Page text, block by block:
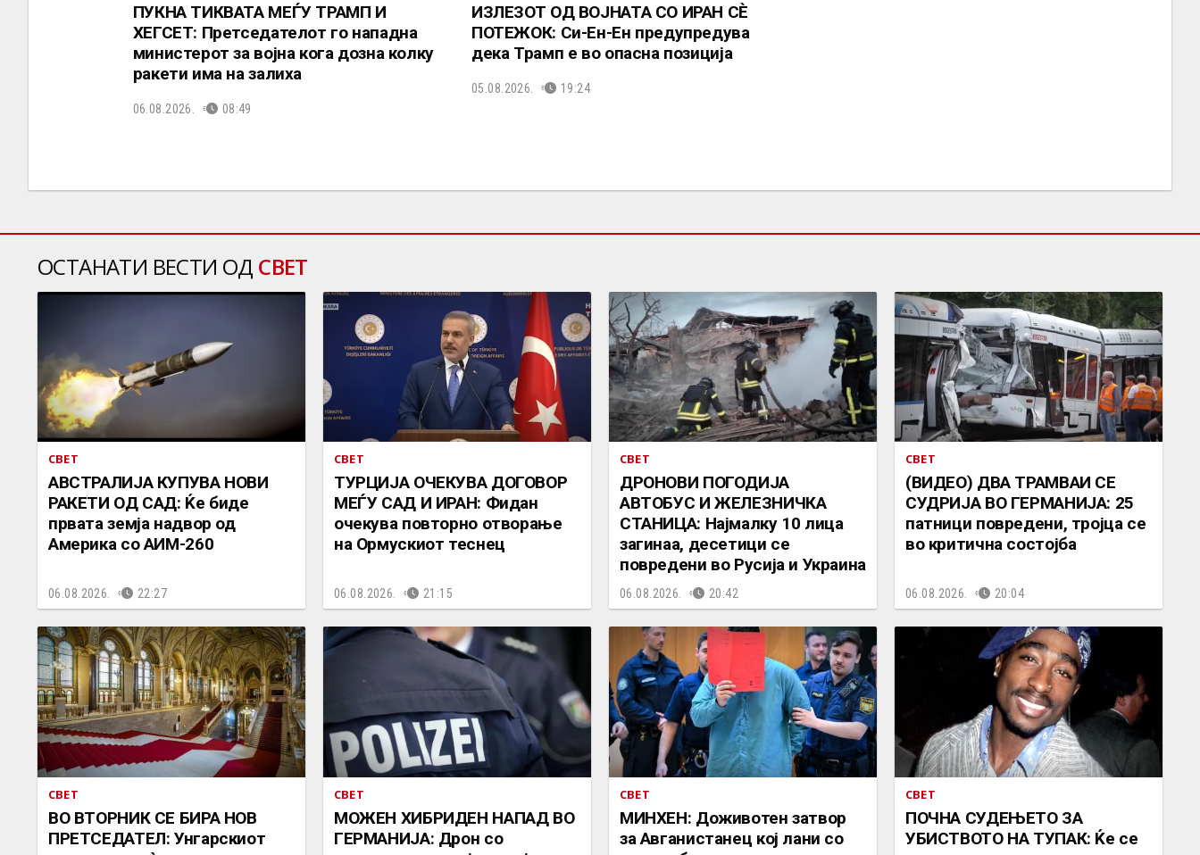
ПУКНА ТИКВАТА МЕЃУ ТРАМП И
ХЕГСЕТ: Претседателот го нападна
министерот за војна кога дозна колку
ракети има на залиха
06.08.2026. 08:49
ИЗЛЕЗОТ ОД ВОЈНАТА СО ИРАН СÈ
ПОТЕЖОК: Си-Ен-Ен предупредува
дека Трамп е во опасна позиција
05.08.2026. 19:24
ОСТАНАТИ ВЕСТИ ОД СВЕТ
СВЕТ
АВСТРАЛИЈА КУПУВА НОВИ
РАКЕТИ ОД САД: Ќе биде
првата земја надвор од
Америка со АИМ-260
06.08.2026. 22:27
СВЕТ
ТУРЦИЈА ОЧЕКУВА ДОГОВОР
МЕЃУ САД И ИРАН: Фидан
очекува повторно отворање
на Ормускиот теснец
06.08.2026. 21:15
СВЕТ
ДРОНОВИ ПОГОДИЈА
АВТОБУС И ЖЕЛЕЗНИЧКА
СТАНИЦА: Најмалку 10 лица
загинаа, десетици се
повредени во Русија и Украина
06.08.2026. 20:42
СВЕТ
(ВИДЕО) ДВА ТРАМВАИ СЕ
СУДРИЈА ВО ГЕРМАНИЈА: 25
патници повредени, тројца се
во критична состојба
06.08.2026. 20:04
СВЕТ
ВО ВТОРНИК СЕ БИРА НОВ
ПРЕТСЕДАТЕЛ: Унгарскиот
СВЕТ
МОЖЕН ХИБРИДЕН НАПАД ВО
ГЕРМАНИЈА: Дрон со
СВЕТ
МИНХЕН: Доживотен затвор
за Авганистанец кој лани со
СВЕТ
ПОЧНА СУДЕЊЕТО ЗА
УБИСТВОТО НА ТУПАК: Ќе се